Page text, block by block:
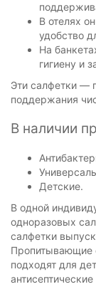
В отелях
удобство
На
гигиену и
Эти салфетки —
поддержания
В наличии
Детские.
В одной
одноразовых
салфетки
Пропитывающие
подходят для